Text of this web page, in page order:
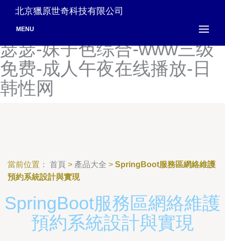
伊人精品-成人啪啪18免费游
戏链接-www国产在线-成人
瑟瑟-妹子色综合-www三级
免费-成人午夜在线播放-日
韩性网
北京獵原世奇科技有限公司
MENU
當前位置： 首頁 > 產品大全 > SpringBoot服務區網絡維護
預約系統設計與實現
SpringBoot服務區網絡維護
預約系統設計與實現